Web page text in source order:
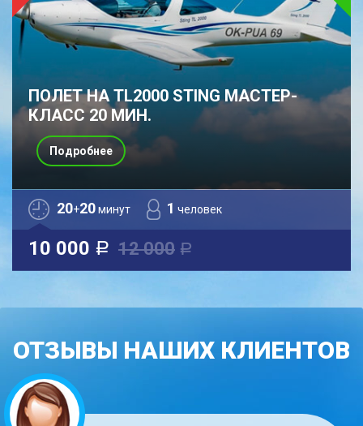
ПОЛЕТ НА TL2000 STING МАСТЕР-
КЛАСС 20 МИН.
20+20минут 1 человек
10 000 a 12 000 a
Подробнее
ОТЗЫВЫ НАШИХ КЛИЕНТОВ